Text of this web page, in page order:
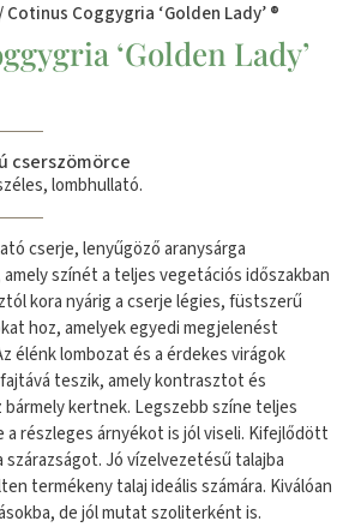
Cotinus Coggygria ‘Golden Lady’ ®
‘Golden Lady’
cserszömörce
lombhullató.
cserje, lenyűgöző aranysárga
színét a teljes vegetációs időszakban
kora nyárig a cserje légies, füstszerű
hoz, amelyek egyedi megjelenést
élénk lombozat és a érdekes virágok
teszik, amely kontrasztot és
kertnek. Legszebb színe teljes
a részleges árnyékot is jól viseli. Kifejlődött
szárazságot. Jó vízelvezetésű talajba
termékeny talaj ideális számára. Kiválóan
de jól mutat szoliterként is.